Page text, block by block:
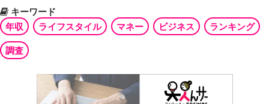
キーワード
年収
ライフスタイル マネー ビジネス ランキング
調査